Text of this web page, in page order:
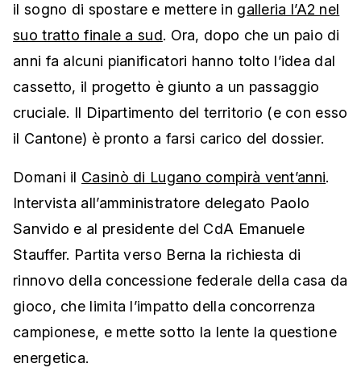
il sogno di spostare e mettere in galleria l’A2 nel
suo tratto finale a sud. Ora, dopo che un paio di
anni fa alcuni pianificatori hanno tolto l’idea dal
cassetto, il progetto è giunto a un passaggio
cruciale. Il Dipartimento del territorio (e con esso
il Cantone) è pronto a farsi carico del dossier.
Domani il Casinò di Lugano compirà vent’anni.
Intervista all’amministratore delegato Paolo
Sanvido e al presidente del CdA Emanuele
Stauffer. Partita verso Berna la richiesta di
rinnovo della concessione federale della casa da
gioco, che limita l’impatto della concorrenza
campionese, e mette sotto la lente la questione
energetica.